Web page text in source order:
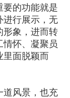
要的功能就是
进行展示，无
形象，进而转
怀、凝聚员
里面脱颖而
道风景，也充